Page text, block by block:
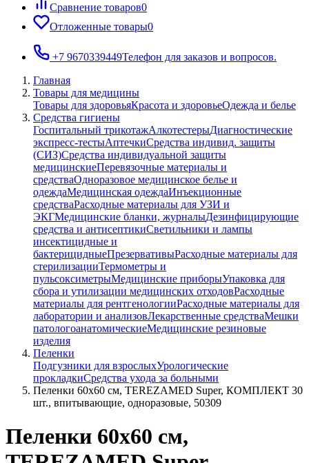
Сравнение товаров0
Отложенные товары0
+7 9670339449Телефон для заказов и вопросов.
Главная
Товары для медицины
Товары для здоровьяКрасота и здоровьеОдежда и белье
Средства гигиены
Госпитальный трикотажАлкотестерыДиагностические
экспресс-тестыАптечкиСредства индивид. защиты
(СИЗ)Средства индивидуальной защиты
медицинскиеПеревязочные материалы и
средстваОдноразовое медицинское белье и
одеждаМедицинская одеждаИнъекционные
средстваРасходные материалы для УЗИ и
ЭКГМедицинские бланки, журналыДезинфицирующие
средства и антисептикиСветильники и лампы
инсектицидные и
бактерицидныеПрезервативыРасходные материалы для
стерилизацииТермометры и
пульсоксиметрыМедицинские приборыУпаковка для
сбора и утилизации медицинских отходовРасходные
материалы для рентгенологииРасходные материалы для
лаборатории и анализовЛекарственные средстваМешки
патологоанатомическиеМедицинские резиновые
изделия
Пеленки
Подгузники для взрослыхУрологические
прокладкиСредства ухода за больными
Пеленки 60х60 см, TEREZAMED Super, КОМПЛЕКТ 30
шт., впитывающие, одноразовые, 50309
Пеленки 60х60 см,